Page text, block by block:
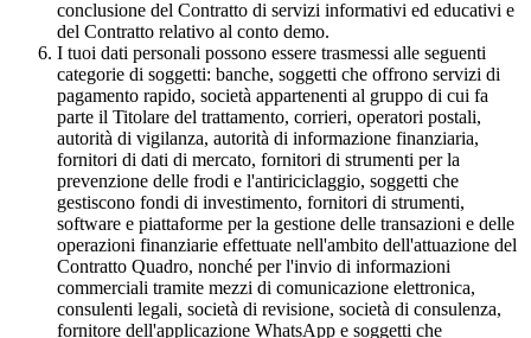
conclusione del Contratto di servizi informativi ed educativi e
del Contratto relativo al conto demo.
I tuoi dati personali possono essere trasmessi alle seguenti
categorie di soggetti: banche, soggetti che offrono servizi di
pagamento rapido, società appartenenti al gruppo di cui fa
parte il Titolare del trattamento, corrieri, operatori postali,
autorità di vigilanza, autorità di informazione finanziaria,
fornitori di dati di mercato, fornitori di strumenti per la
prevenzione delle frodi e l'antiriciclaggio, soggetti che
gestiscono fondi di investimento, fornitori di strumenti,
software e piattaforme per la gestione delle transazioni e delle
operazioni finanziarie effettuate nell'ambito dell'attuazione del
Contratto Quadro, nonché per l'invio di informazioni
commerciali tramite mezzi di comunicazione elettronica,
consulenti legali, società di revisione, società di consulenza,
fornitore dell'applicazione WhatsApp e soggetti che